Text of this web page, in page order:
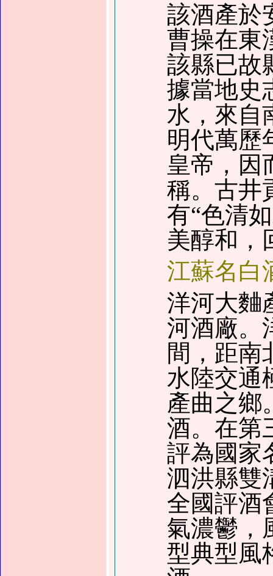
該酒產於
曹操在東
該縣已故
據當地史
水，來自
明代萬歷
皇帝，因
稱。古井
有“色清
美醇和，
江蘇名白
洋河大麯
河酒廠。
間，距南
水陸交通
產曲之鄉
酒。在第
評為國家
泗洪縣雙
全國評酒
氣濃鬱，
型典型風